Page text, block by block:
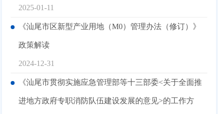
2025-01-11
《汕尾市区新型产业用地（M0）管理办法（修订）》
政策解读
2024-12-31
《汕尾市贯彻实施应急管理部等十三部委<关于全面推
进地方政府专职消防队伍建设发展的意见>的工作方